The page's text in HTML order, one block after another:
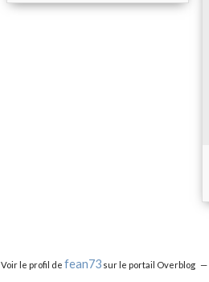
Voir le profil de fean73 sur le portail Overblog